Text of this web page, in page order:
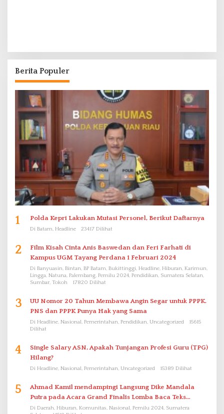
Berita Populer
1 Polda Kepri Lakukan Mutasi Personel, Berikut Daftarnya
Di Batam, Headline 23417 Dilihat
2
Film Kisah Cinta Anis Baswedan dan Feri Farhati di
Kampus UGM Tayang Perdana 1 Februari 2024
Di Banyuasin, Bintan, BP Batam, Bukittinggi, Headline, Hiburan, Karimun,
Lingga, Natuna, Palembang, Pemilu 2024, Pendidikan, Sumatera Selatan,
Sumbar, Tokoh
17820 Dilihat
3
UU Nomor 20 Tahun Membawa Angin Segar untuk PPPK.
PNS dan PPPK Punya Hak yang Sama
Di Headline, Nasional, Pemerintahan, Pendidikan, Uncategorized
15615
Dilihat
4
Single Salary ASN, Apakah Tunjangan Profesi Guru (TPG)
Hilang?
Di Headline, Nasional, Pemerintahan, Uncategorized 15389 Dilihat
5
Ahmad Kamil mendampingi Langsung Dike Mandala
Putra pada Acara Grand Finalis Lomba Baca Teks
Proklamasi Mirip Bung Karno di Bali
Di Daerah, Hiburan, Komunitas, Nasional, Pemilu 2024, Sumatera